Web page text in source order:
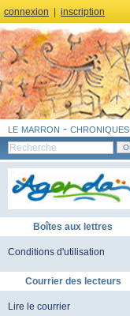
connexion inscription
le marron -
Boîtes aux lettres
Conditions d'utilisation
Courrier des lecteurs
Lire le courrier